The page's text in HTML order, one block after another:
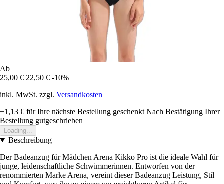
Ab
25,00 € 22,50 € -10%
inkl. MwSt. zzgl. Versandkosten
+1,13 € für Ihre nächste Bestellung geschenkt Nach Bestätigung Ihrer
Bestellung gutgeschrieben
Loading...
Beschreibung
Der Badeanzug für Mädchen Arena Kikko Pro ist die ideale Wahl für
junge, leidenschaftliche Schwimmerinnen. Entworfen von der
renommierten Marke Arena, vereint dieser Badeanzug Leistung, Stil